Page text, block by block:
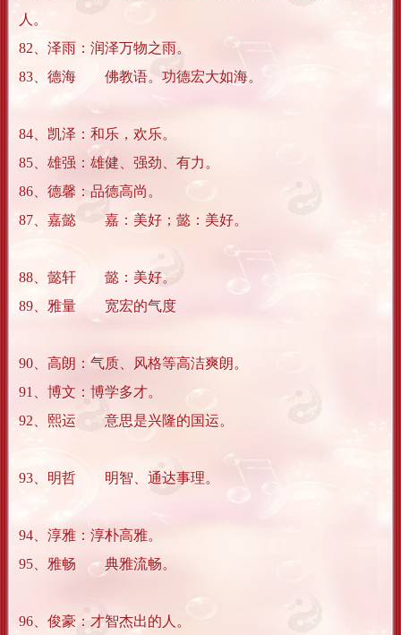
人。
82、泽雨：润泽万物之雨。
83、德海 佛教语。功德宏大如海。
84、凯泽：和乐，欢乐。
85、雄强：雄健、强劲、有力。
86、德馨：品德高尚。
87、嘉懿 嘉：美好；懿：美好。
88、懿轩 懿：美好。
89、雅量 宽宏的气度
90、高朗：气质、风格等高洁爽朗。
91、博文：博学多才。
92、熙运 意思是兴隆的国运。
93、明哲 明智、通达事理。
94、淳雅：淳朴高雅。
95、雅畅 典雅流畅。
96、俊豪：才智杰出的人。